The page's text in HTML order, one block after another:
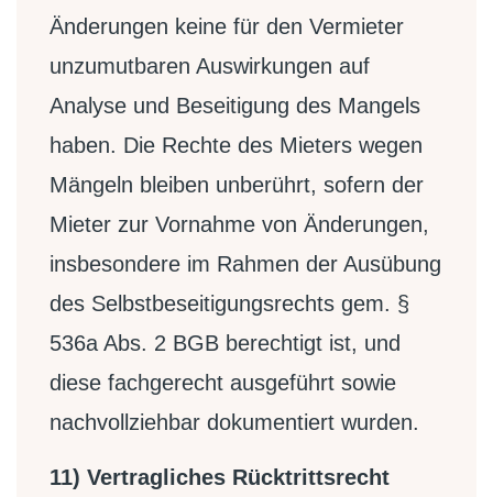
Änderungen keine für den Vermieter
unzumutbaren Auswirkungen auf
Analyse und Beseitigung des Mangels
haben. Die Rechte des Mieters wegen
Mängeln bleiben unberührt, sofern der
Mieter zur Vornahme von Änderungen,
insbesondere im Rahmen der Ausübung
des Selbstbeseitigungsrechts gem. §
536a Abs. 2 BGB berechtigt ist, und
diese fachgerecht ausgeführt sowie
nachvollziehbar dokumentiert wurden.
11) Vertragliches Rücktrittsrecht